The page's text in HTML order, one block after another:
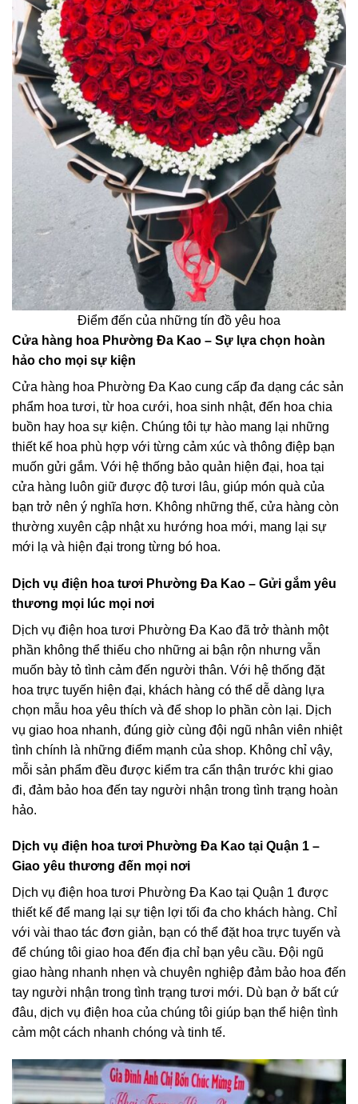
Điểm đến của những tín đồ yêu hoa
Cửa hàng hoa Phường Đa Kao – Sự lựa chọn hoàn
hảo cho mọi sự kiện
Cửa hàng hoa Phường Đa Kao cung cấp đa dạng các sản
phẩm hoa tươi, từ hoa cưới, hoa sinh nhật, đến hoa chia
buồn hay hoa sự kiện. Chúng tôi tự hào mang lại những
thiết kế hoa phù hợp với từng cảm xúc và thông điệp bạn
muốn gửi gắm. Với hệ thống bảo quản hiện đại, hoa tại
cửa hàng luôn giữ được độ tươi lâu, giúp món quà của
bạn trở nên ý nghĩa hơn. Không những thế, cửa hàng còn
thường xuyên cập nhật xu hướng hoa mới, mang lại sự
mới lạ và hiện đại trong từng bó hoa.
Dịch vụ điện hoa tươi Phường Đa Kao – Gửi gắm yêu
thương mọi lúc mọi nơi
Dịch vụ điện hoa tươi Phường Đa Kao đã trở thành một
phần không thể thiếu cho những ai bận rộn nhưng vẫn
muốn bày tỏ tình cảm đến người thân. Với hệ thống đặt
hoa trực tuyến hiện đại, khách hàng có thể dễ dàng lựa
chọn mẫu hoa yêu thích và để shop lo phần còn lại. Dịch
vụ giao hoa nhanh, đúng giờ cùng đội ngũ nhân viên nhiệt
tình chính là những điểm mạnh của shop. Không chỉ vậy,
mỗi sản phẩm đều được kiểm tra cẩn thận trước khi giao
đi, đảm bảo hoa đến tay người nhận trong tình trạng hoàn
hảo.
Dịch vụ điện hoa tươi Phường Đa Kao tại Quận 1 –
Giao yêu thương đến mọi nơi
Dịch vụ điện hoa tươi Phường Đa Kao tại Quận 1 được
thiết kế để mang lại sự tiện lợi tối đa cho khách hàng. Chỉ
với vài thao tác đơn giản, bạn có thể đặt hoa trực tuyến và
để chúng tôi giao hoa đến địa chỉ bạn yêu cầu. Đội ngũ
giao hàng nhanh nhẹn và chuyên nghiệp đảm bảo hoa đến
tay người nhận trong tình trạng tươi mới. Dù bạn ở bất cứ
đâu, dịch vụ điện hoa của chúng tôi giúp bạn thể hiện tình
cảm một cách nhanh chóng và tinh tế.